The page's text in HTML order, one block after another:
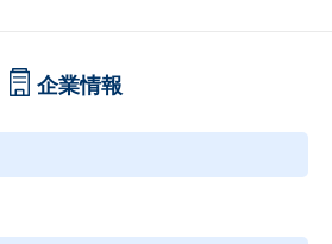
企業情報